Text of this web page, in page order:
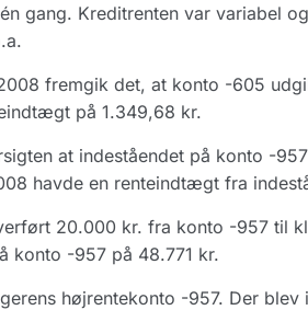
gang. Kreditrenten var variabel
fremgik det, at konto -605
på 1.349,68 kr.
at indeståendet på konto -
havde en renteindtægt fra
20.000 kr. fra konto -957 til
konto -957 på 48.771 kr.
højrentekonto -957. Der